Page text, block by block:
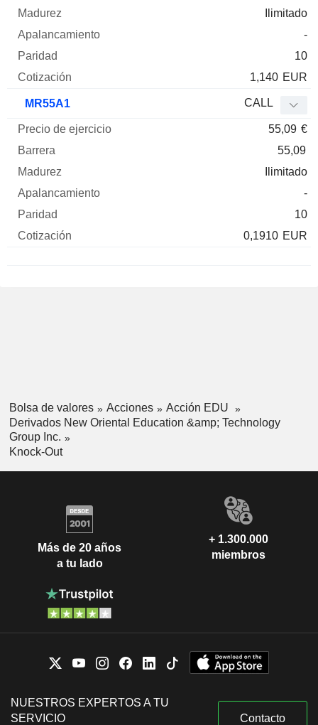
Ilimitado
-
10
1,140 EUR
MR55A1 CALL
55,09 €
55,09
Ilimitado
-
10
0,1910 EUR
Bolsa de valores Acciones
Acción EDU
Derivados New Oriental Education &amp; Technology
Group Inc.
Knock-Out
Más de 20 años
a tu lado
+ 1.300.000
miembros
NUESTROS EXPERTOS A TU
SERVICIO
Contacto